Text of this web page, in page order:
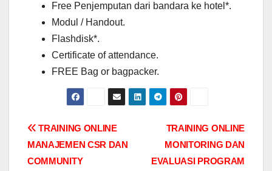
Free Penjemputan dari bandara ke hotel*.
Modul / Handout.
Flashdisk*.
Certificate of attendance.
FREE Bag or bagpacker.
Post
navigation
TRAINING ONLINE
MONITORING DAN
EVALUASI PROGRAM
TRAINING ONLINE
MANAJEMEN CSR DAN
COMMUNITY